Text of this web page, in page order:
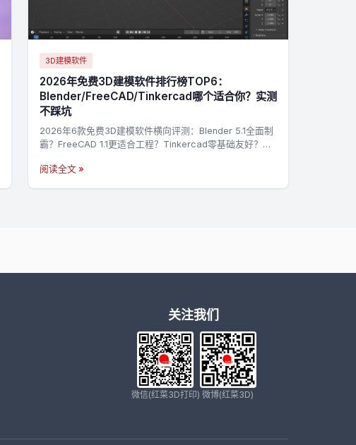
3D建模软件
2026年免费3D建模软件排行榜TOP6：
Blender/FreeCAD/Tinkercad哪个适合你？实测
不踩坑
2026年6款免费3D建模软件横向评测：Blender 5.1全面制
霸？FreeCAD 1.1更适合工程？Tinkercad零基础友好？附
看。
阅读全文 »
关注我们
微信(红菜3D打印) 微博(红菜3D)